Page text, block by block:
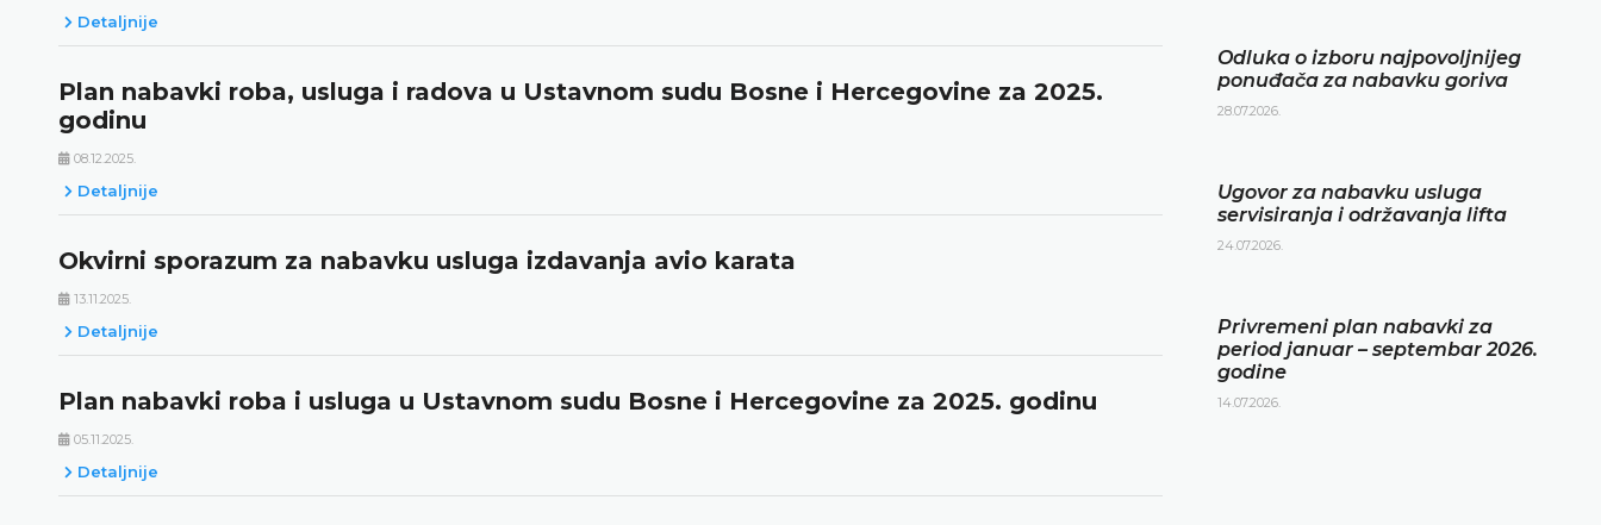
Detaljnije
Plan nabavki roba, usluga i radova u Ustavnom sudu Bosne i Hercegovine za 2025.
godinu
08.12.2025.
Detaljnije
Okvirni sporazum za nabavku usluga izdavanja avio karata
13.11.2025.
Detaljnije
Plan nabavki roba i usluga u Ustavnom sudu Bosne i Hercegovine za 2025. godinu
05.11.2025.
Detaljnije
Odluka o izboru najpovoljnijeg
ponuđača za nabavku goriva
28.07.2026.
Ugovor za nabavku usluga
servisiranja i održavanja lifta
24.07.2026.
Privremeni plan nabavki za
period januar – septembar 2026.
godine
14.07.2026.